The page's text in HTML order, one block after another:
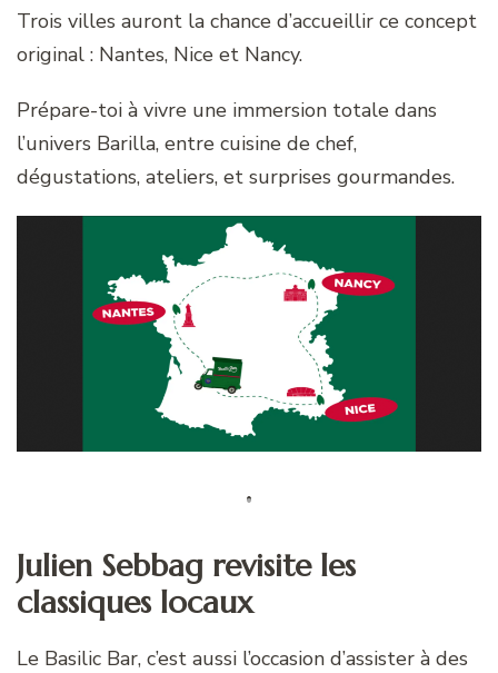
Trois villes auront la chance d’accueillir ce concept
original : Nantes, Nice et Nancy.
Prépare-toi à vivre une immersion totale dans
l’univers Barilla, entre cuisine de chef,
dégustations, ateliers, et surprises gourmandes.
Julien Sebbag revisite les
classiques locaux
Le Basilic Bar, c’est aussi l’occasion d’assister à des